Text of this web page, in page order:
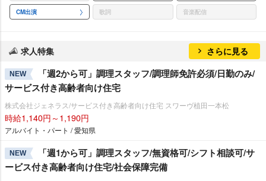
CM出演 歌詞 音楽配信
求人特集 さらに見る
NEW
「週2から可」調理スタッフ/調理師免許必須/日勤のみ/
サービス付き高齢者向け住宅
株式会社ジェネラス/サービス付き高齢者向け住宅 スワーヴ植田一本松
時給1,140円～1,190円
アルバイト・パート / 愛知県
NEW
「週1から可」調理スタッフ/無資格可/シフト相談可/サ
ービス付き高齢者向け住宅/社会保障完備